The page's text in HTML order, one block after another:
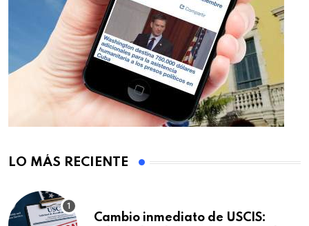
LO MÁS RECIENTE
Cambio inmediato de USCIS: